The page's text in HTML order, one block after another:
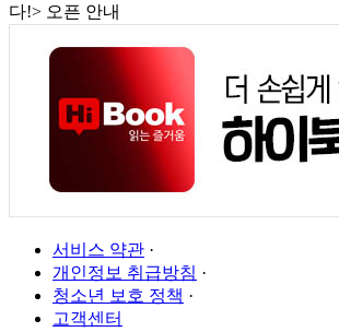
다!> 오픈 안내
서비스 약관 ·
개인정보 취급방침 ·
청소년 보호 정책 ·
고객센터